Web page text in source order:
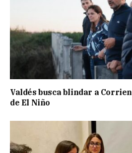
Valdés busca blindar a
de El Niño